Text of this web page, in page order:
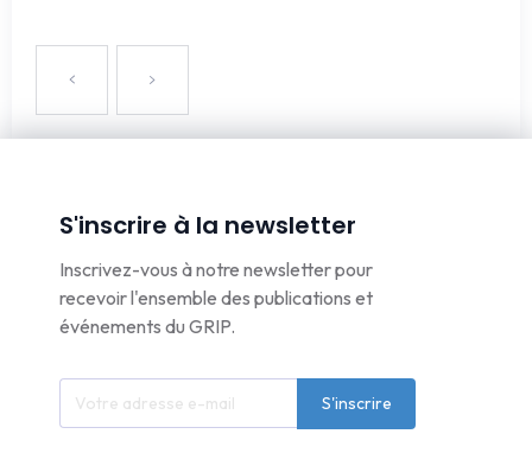
S'inscrire à la newsletter
Inscrivez-vous à notre newsletter pour
recevoir l'ensemble des publications et
événements du GRIP.
S'inscrire